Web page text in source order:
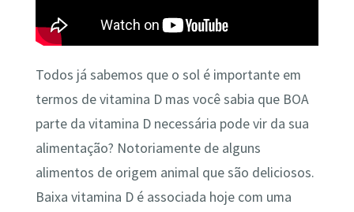
Todos já sabemos que o sol é importante em
termos de vitamina D mas você sabia que BOA
parte da vitamina D necessária pode vir da sua
alimentação? Notoriamente de alguns
alimentos de origem animal que são deliciosos.
Baixa vitamina D é associada hoje com uma